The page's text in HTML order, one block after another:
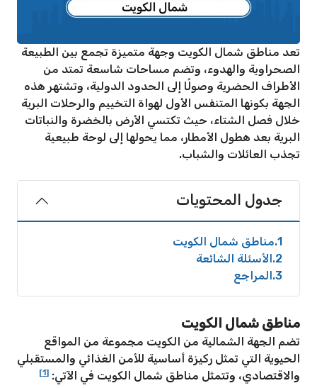
تعد مناطق شمال الكويت وجهة متميزة تجمع بين الطبيعة
الصحراوية والهدوء، وتضم مساحات شاسعة تمتد من
الأطراف الحضرية وصولًا إلى الحدود الدولية، وتشتهر هذه
الجهة بكونها المتنفس الأول لهواة التخييم والرحلات البرية
خلال فصل الشتاء، حيث تكتسي الأرض بالخضرة والنباتات
البرية بعد هطول الأمطار، مما يحولها إلى لوحة طبيعية
تجذب العائلات والشباب.
جدول المحتويات
1 مناطق شمال الكويت
2 الأسئلة الشائعة
3 المراجع
مناطق شمال الكويت
تضم الجهة الشمالية من الكويت مجموعة من المواقع
الحيوية التي تمثل ركيزة أساسية للأمن الغذائي والمستقبلي
والاقتصادي، وتتمثل مناطق شمال الكويت في الآتي: [1]